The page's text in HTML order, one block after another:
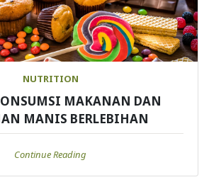
NUTRITION
MAKANAN DAN
MANIS BERLEBIHAN
Continue Reading